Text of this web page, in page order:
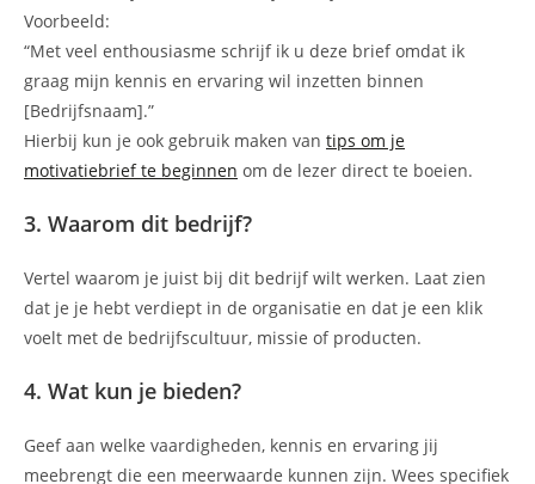
Voorbeeld:
“Met veel enthousiasme schrijf ik u deze brief omdat ik
graag mijn kennis en ervaring wil inzetten binnen
[Bedrijfsnaam].”
Hierbij kun je ook gebruik maken van tips om je
motivatiebrief te beginnen om de lezer direct te boeien.
3. Waarom dit bedrijf?
Vertel waarom je juist bij dit bedrijf wilt werken. Laat zien
dat je je hebt verdiept in de organisatie en dat je een klik
voelt met de bedrijfscultuur, missie of producten.
4. Wat kun je bieden?
Geef aan welke vaardigheden, kennis en ervaring jij
meebrengt die een meerwaarde kunnen zijn. Wees specifiek